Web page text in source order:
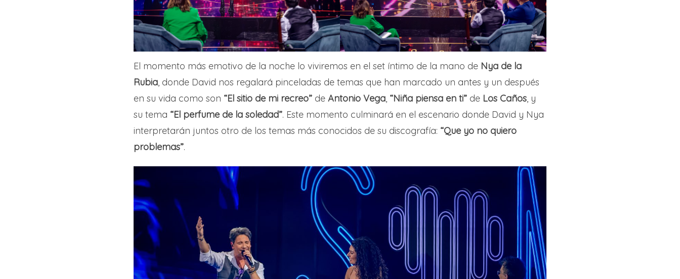
El momento más emotivo de la noche lo viviremos en el set íntimo de la mano de Nya de la
Rubia, donde David nos regalará pinceladas de temas que han marcado un antes y un después
en su vida como son “El sitio de mi recreo”de Antonio Vega, “Niña piensa en ti”de Los Caños, y
su tema “El perfume de la soledad”. Este momento culminará en el escenario donde David y Nya
interpretarán juntos otro de los temas más conocidos de su discografía: “Que yo no quiero
problemas”.